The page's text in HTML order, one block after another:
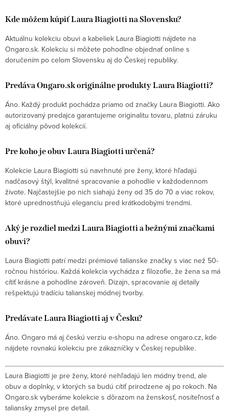
Kde môžem kúpiť Laura Biagiotti na Slovensku?
Aktuálnu kolekciu obuvi a kabeliek Laura Biagiotti nájdete na
Ongaro.sk. Kolekciu si môžete pohodlne objednať online s
doručením po celom Slovensku aj do Českej republiky.
Predáva Ongaro.sk originálne produkty Laura Biagiotti?
Áno. Každý produkt pochádza priamo od značky Laura Biagiotti. Ako
autorizovaný predajca garantujeme originalitu tovaru, platnú záruku
aj oficiálny pôvod kolekcií.
Pre koho je obuv Laura Biagiotti určená?
Kolekcie Laura Biagiotti sú navrhnuté pre ženy, ktoré hľadajú
nadčasový štýl, kvalitné spracovanie a pohodlie v každodennom
živote. Najčastejšie po nich siahajú ženy od 35 do 70 a viac rokov,
ktoré uprednostňujú eleganciu pred krátkodobými trendmi.
Aký je rozdiel medzi Laura Biagiotti a bežnými značkami
obuvi?
Laura Biagiotti patrí medzi prémiové talianske značky s viac než 50-
ročnou históriou. Každá kolekcia vychádza z filozofie, že žena sa má
cítiť krásne a pohodlne zároveň. Dizajn, spracovanie aj detaily
rešpektujú tradíciu talianskej módnej tvorby.
Predávate Laura Biagiotti aj v Česku?
Áno. Ongaro má aj českú verziu e-shopu na adrese ongaro.cz, kde
nájdete rovnakú kolekciu pre zákazníčky v Českej republike.
Laura Biagiotti je pre ženy, ktoré nehľadajú len módny trend, ale
obuv a doplnky, v ktorých sa budú cítiť prirodzene aj po rokoch. Na
Ongaro.sk vyberáme kolekcie s dôrazom na ženskosť, nositeľnosť a
taliansky zmysel pre detail.
Powered by chaterimo